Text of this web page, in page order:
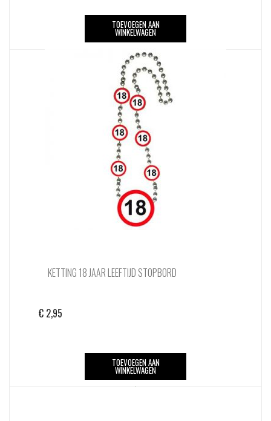
TOEVOEGEN AAN
WINKELWAGEN
KETTING 18 JAAR LEEFTIJD STOPBORD
€ 2,95
TOEVOEGEN AAN
WINKELWAGEN